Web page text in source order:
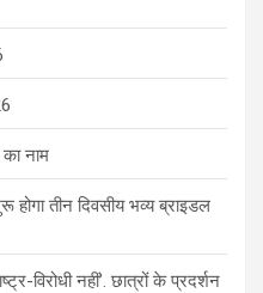
नाम
तीन दिवसीय भव्य ब्राइडल
विरोधी नहीं’. छात्रों के प्रदर्शन